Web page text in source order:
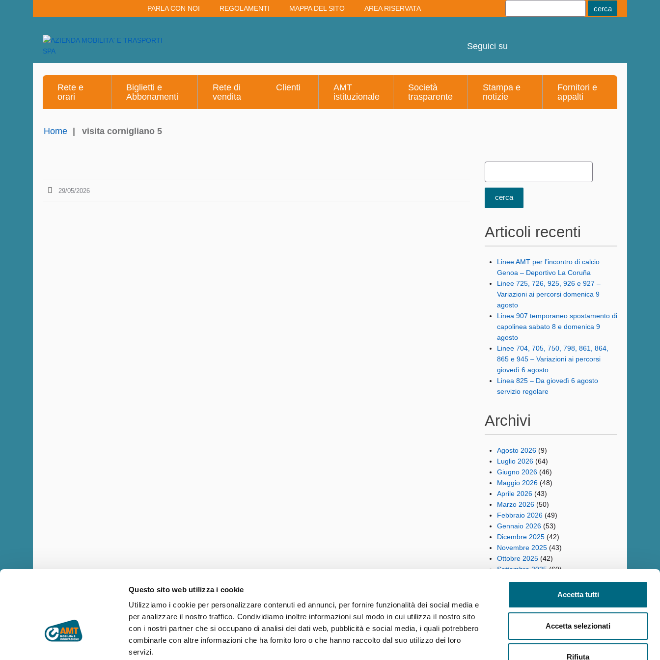
Questo sito web utilizza i cookie
Utilizziamo i cookie per personalizzare contenuti ed annunci, per fornire funzionalità dei social media e
per analizzare il nostro traffico. Condividiamo inoltre informazioni sul modo in cui utilizza il nostro sito
con i nostri partner che si occupano di analisi dei dati web, pubblicità e social media, i quali potrebbero
combinarle con altre informazioni che ha fornito loro o che hanno raccolto dal suo utilizzo dei loro
servizi.
Accetta tutti
Accetta selezionati
Rifiuta
PARLA CON NOI REGOLAMENTI MAPPA DEL SITO AREA RISERVATA
Seguici su
Rete e
orari
Biglietti e
Abbonamenti
Rete di
vendita
Clienti
AMT
istituzionale
Società
trasparente
Stampa e
notizie
Fornitori e
appalti
Home visita cornigliano 5
29/05/2026
Articoli recenti
Linee AMT per l’incontro di calcio
Genoa – Deportivo La Coruña
Linee 725, 726, 925, 926 e 927 –
Variazioni ai percorsi domenica 9
agosto
Linea 907 temporaneo spostamento di
capolinea sabato 8 e domenica 9
agosto
Linee 704, 705, 750, 798, 861, 864,
865 e 945 – Variazioni ai percorsi
giovedì 6 agosto
Linea 825 – Da giovedì 6 agosto
servizio regolare
Archivi
Agosto 2026 (9)
Luglio 2026 (64)
Giugno 2026 (46)
Maggio 2026 (48)
Aprile 2026 (43)
Marzo 2026 (50)
Febbraio 2026 (49)
Gennaio 2026 (53)
Dicembre 2025 (42)
Novembre 2025 (43)
Ottobre 2025 (42)
Settembre 2025 (60)
Copyright © AMT Azienda Mobilità e Trasporti S.p.A.
Sede legale: via Montaldo 2, 16137 Genova
Codice fiscale, P.IVA e n° iscrizione Registro Imprese di Genova 037 839 30 104
Capitale sociale € 29.521.464,00 i.v.
Photo credits Accessibilità Reclami